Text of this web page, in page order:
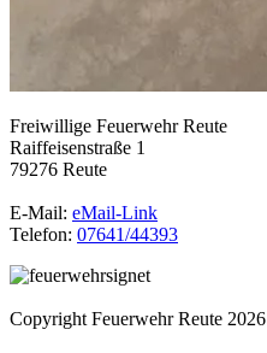
Freiwillige Feuerwehr Reute
Raiffeisenstraße 1
79276 Reute
E-Mail: eMail-Link
Telefon: 07641/44393
Copyright Feuerwehr Reute 2026